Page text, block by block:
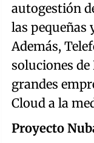
autogestión
las pequeñas
Además,
soluciones
grandes
Cloud a la
Proyecto